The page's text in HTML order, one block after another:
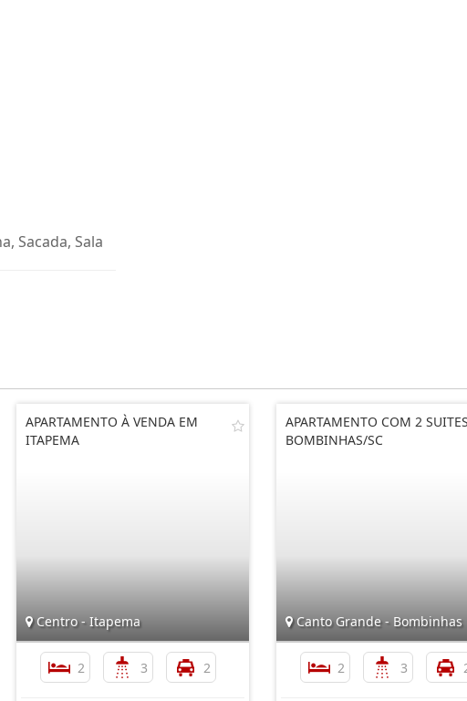
Sacada, Sala
APARTAMENTO À VENDA EM
ITAPEMA
Centro - Itapema
2 3 2
APARTAMENTO COM 2
BOMBINHAS/SC
Canto Grande - Bombinhas
2 3